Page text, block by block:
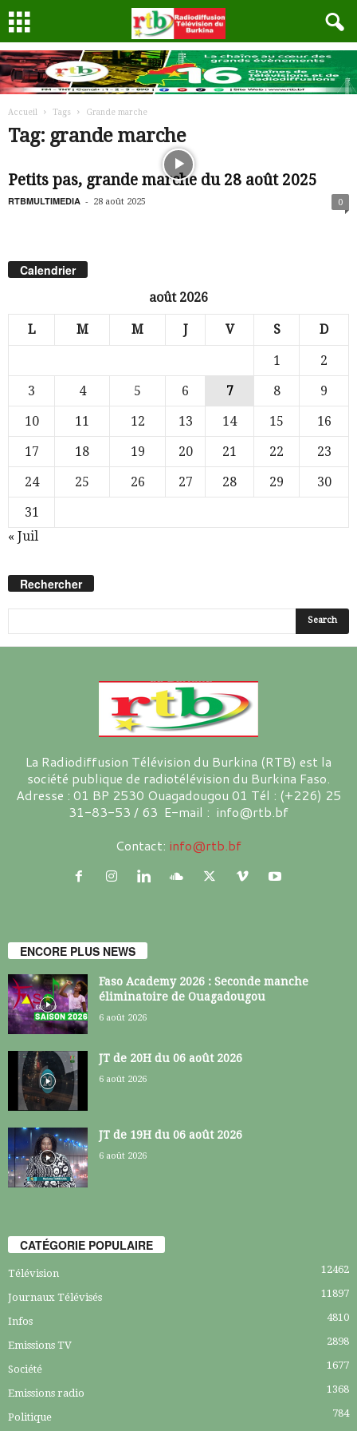
Accueil Tags Grande marche
Tag: grande marche
Petits pas, grande marche du 28 août 2025
RTBMULTIMEDIA - 28 août 2025 0
Calendrier
août 2026
L M M J V S D
1
2
3
4 5 6 7 8
9
10
11 12 13 14 15
16
17
18 19 20 21 22
23
24
25 26 27 28 29
30
31
« Juil
Rechercher
La Radiodiffusion Télévision du Burkina (RTB) est la
société publique de radiotélévision du Burkina Faso.
Adresse : 01 BP 2530 Ouagadougou 01 Tél : (+226) 25
31-83-53 / 63 E-mail : info@rtb.bf
Contact: info@rtb.bf
ENCORE PLUS NEWS
Faso Academy 2026 : Seconde manche
éliminatoire de Ouagadougou
6 août 2026
JT de 20H du 06 août 2026
6 août 2026
JT de 19H du 06 août 2026
6 août 2026
CATÉGORIE POPULAIRE
Télévision 12462
Journaux Télévisés 11897
Infos 4810
Emissions TV 2898
Société 1677
Emissions radio 1368
Politique 784